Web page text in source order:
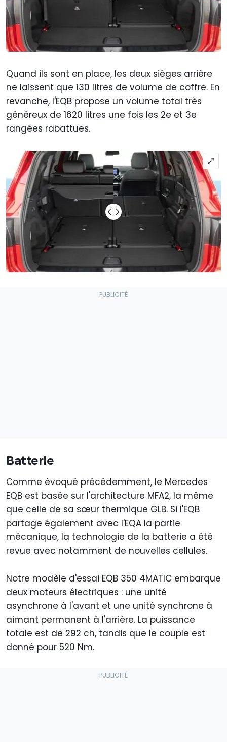
Quand ils sont en place, les deux sièges arrière
ne laissent que 130 litres de volume de coffre. En
revanche, l'EQB propose un volume total très
généreux de 1620 litres une fois les 2e et 3e
rangées rabattues.
Batterie
Comme évoqué précédemment, le Mercedes
EQB est basée sur l'architecture MFA2, la même
que celle de sa sœur thermique GLB. Si l'EQB
partage également avec l'EQA la partie
mécanique, la technologie de la batterie a été
revue avec notamment de nouvelles cellules.
Notre modèle d'essai EQB 350 4MATIC embarque
deux moteurs électriques : une unité
asynchrone à l'avant et une unité synchrone à
aimant permanent à l'arrière. La puissance
totale est de 292 ch, tandis que le couple est
donné pour 520 Nm.